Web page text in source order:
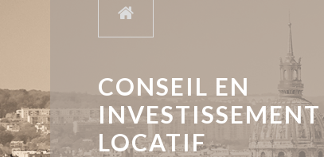
CONSEIL EN
INVESTISSEMENT
LOCATIF